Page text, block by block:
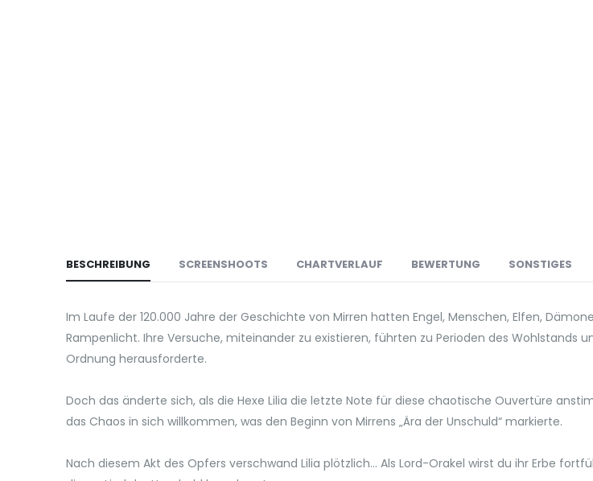
BESCHREIBUNG SCREENSHOOTS CHARTVERLAUF BEWERTUNG SONSTIGES
Im Laufe der 120.000 Jahre der Geschichte von Mirren hatten Engel, Menschen, Elfen,
Rampenlicht. Ihre Versuche, miteinander zu existieren, führten zu Perioden des Wohlstands
Ordnung herausforderte.
Doch das änderte sich, als die Hexe Lilia die letzte Note für diese chaotische Ouvertüre
das Chaos in sich willkommen, was den Beginn von Mirrens „Ära der Unschuld“ markierte.
Nach diesem Akt des Opfers verschwand Lilia plötzlich... Als Lord-Orakel wirst du ihr Erbe